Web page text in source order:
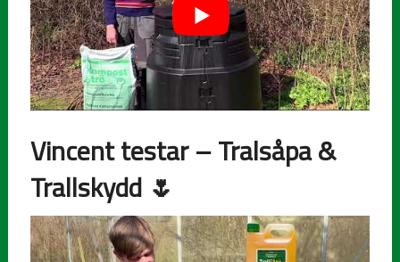
Vincent testar – Tralsåpa &
Trallskydd 🌷